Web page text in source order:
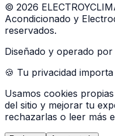
© 2026
Acondicionado y
reservados.
Diseñado y operado por
🍪 Tu privacidad importa
Usamos cookies
del sitio y mejorar tu
rechazarlas o leer más